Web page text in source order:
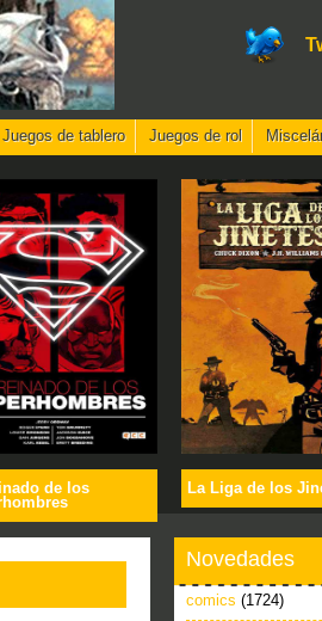
Juegos de tablero Juegos de rol
de los
La Liga de los
Novedades
comics (1724)